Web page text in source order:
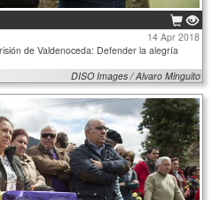
14 Apr 2018
de Valdenoceda: Defender la alegría
DISO Images / Alvaro Minguito